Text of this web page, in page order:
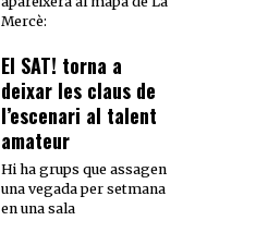
Mercè:
El SAT! torna a
deixar les claus de
l’escenari al talent
amateur
Hi ha grups que assagen
una vegada per setmana
en una sala